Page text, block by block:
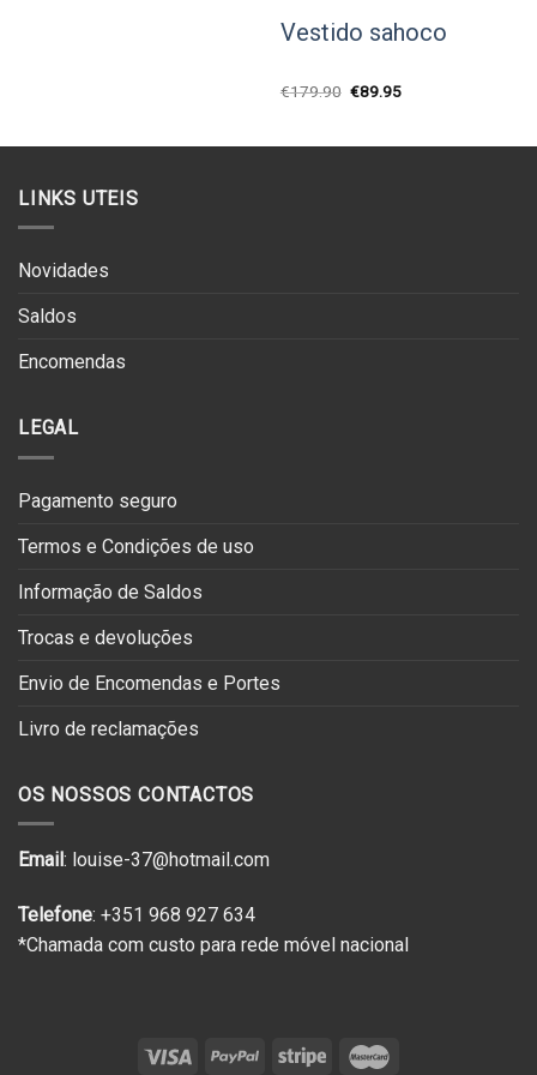
Vestido sahoco
€179.90 O
€179.90.
€89.95O
€89.95.
LINKS UTEIS
Novidades
Saldos
Encomendas
LEGAL
Pagamento seguro
Termos e Condições de uso
Informação de Saldos
Trocas e devoluções
Envio de Encomendas e Portes
Livro de reclamações
OS NOSSOS CONTACTOS
Email : louise-37@hotmail.com
Telefone: +351 968 927 634
*Chamada com custo para rede móvel nacional